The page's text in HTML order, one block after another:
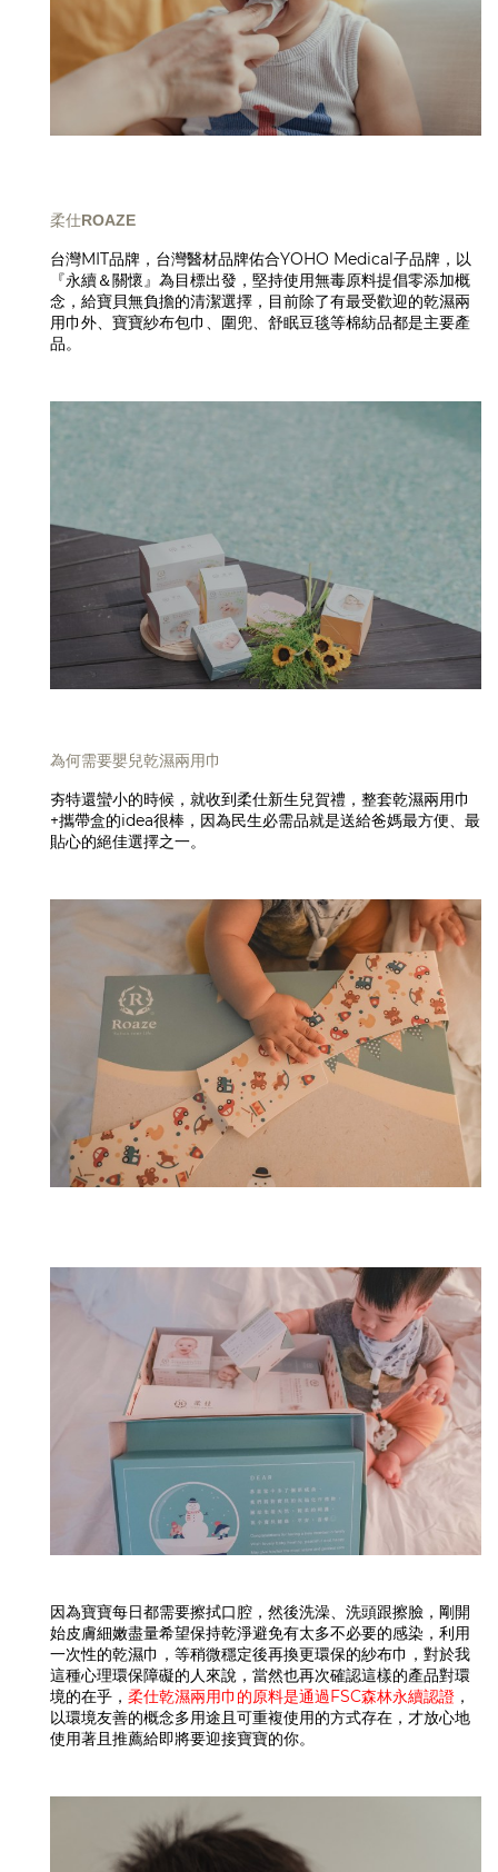
柔仕ROAZE
台灣MIT品牌，台灣醫材品牌佑合YOHO Medical子品牌，以
『永續＆關懷』為目標出發，堅持使用無毒原料提倡零添加概
念，給寶貝無負擔的清潔選擇，目前除了有最受歡迎的乾濕兩
用巾外、寶寶紗布包巾、圍兜、舒眠豆毯等棉紡品都是主要產
品。
為何需要嬰兒乾濕兩用巾
夯特還蠻小的時候，就收到柔仕新生兒賀禮，整套乾濕兩用巾
+攜帶盒的idea很棒，因為民生必需品就是送給爸媽最方便、最
貼心的絕佳選擇之一。
因為寶寶每日都需要擦拭口腔，然後洗澡、洗頭跟擦臉，剛開
始皮膚細嫩盡量希望保持乾淨避免有太多不必要的感染，利用
一次性的乾濕巾，等稍微穩定後再換更環保的紗布巾，對於我
這種心理環保障礙的人來說，當然也再次確認這樣的產品對環
境的在乎， 柔仕乾濕兩用巾的原料是通過FSC森林永續認證 ，
以環境友善的概念多用途且可重複使用的方式存在，才放心地
使用著且推薦給即將要迎接寶寶的你。